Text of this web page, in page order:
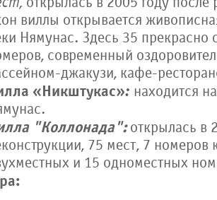
виллы открывается
Нямунас. Здесь 35 прекрасно
современный
джакузи, кафе-
«Никштукас»: находится
"Коллонада":открылась в
75 мест, 7 номеров
и 15 одноместных